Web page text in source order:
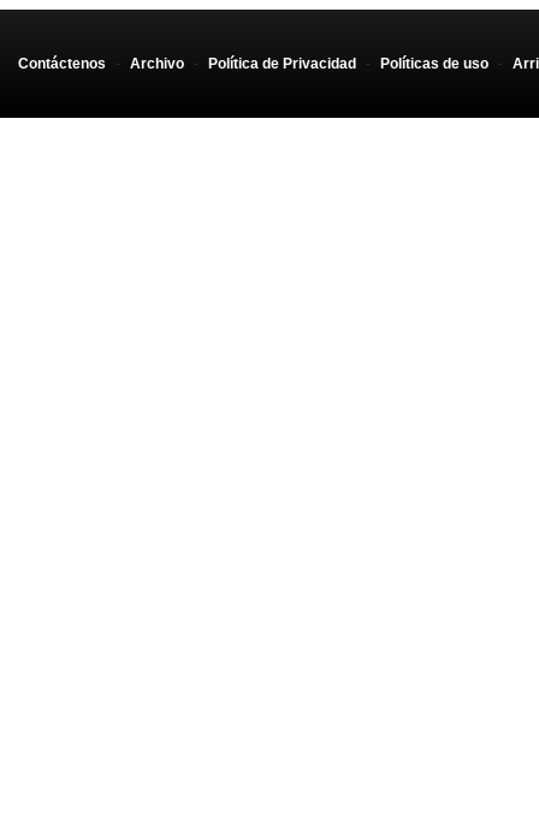
Contáctenos - Archivo - Política de Privacidad - Políticas de uso -